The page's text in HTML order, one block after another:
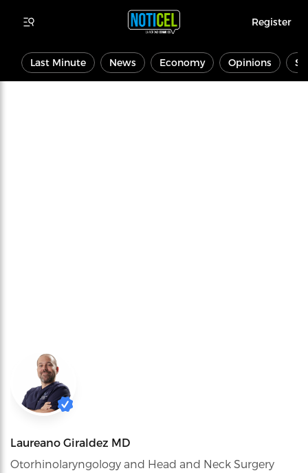
Register
Last Minute News Economy Opinions
Laureano Giraldez MD
Otorhinolaryngology and Head and Neck Surgery